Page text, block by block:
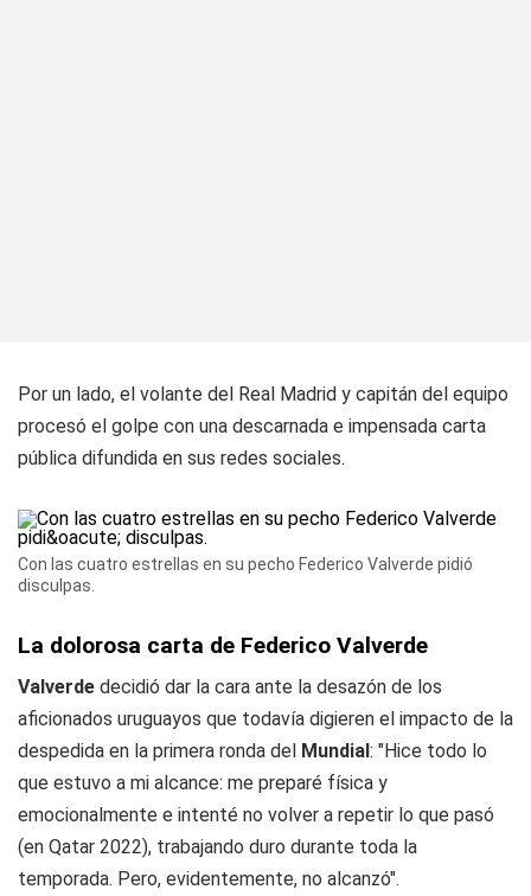
Por un lado, el volante del Real Madrid y capitán del equipo
procesó el golpe con una descarnada e impensada carta
pública difundida en sus redes sociales.
Con las cuatro estrellas en su pecho Federico Valverde pidió
disculpas.
La dolorosa carta de Federico Valverde
Valverde decidió dar la cara ante la desazón de los
aficionados uruguayos que todavía digieren el impacto de la
despedida en la primera ronda del Mundial: "Hice todo lo
que estuvo a mi alcance: me preparé física y
emocionalmente e intenté no volver a repetir lo que pasó
(en Qatar 2022), trabajando duro durante toda la
temporada. Pero, evidentemente, no alcanzó".